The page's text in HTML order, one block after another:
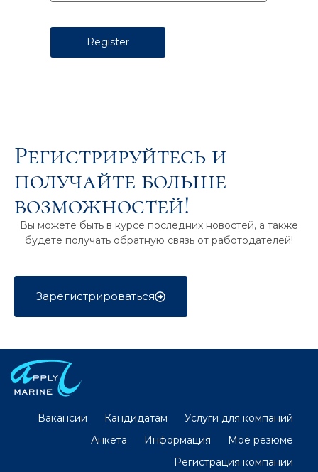
Регистрируйтесь и
получайте больше
возможностей!
Вы можете быть в курсе последних новостей, а также
будете получать обратную связь от работодателей!
Зарегистрироваться
Вакансии Кандидатам
Услуги для компаний
Анкета
Информация
Моё резюме
Регистрация компании